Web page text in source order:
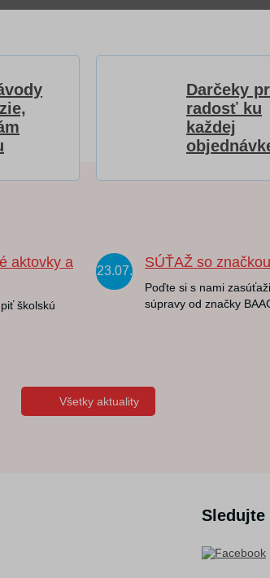
Darčeky
radosť ku
každej
aktovky a
školskú
23.07.
SÚŤAŽ so
Poďte si s nami
súpravy od značky
Všetky aktuality
Sledujte